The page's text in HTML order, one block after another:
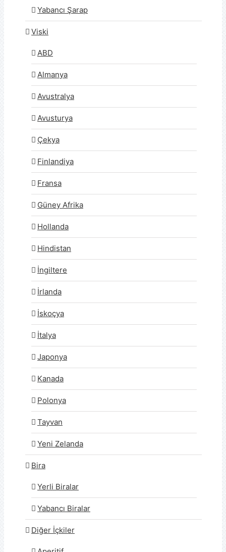
Yabancı Şarap
Viski
ABD
Almanya
Avustralya
Avusturya
Çekya
Finlandiya
Fransa
Güney Afrika
Hollanda
Hindistan
İngiltere
İrlanda
İskoçya
İtalya
Japonya
Kanada
Polonya
Tayvan
Yeni Zelanda
Bira
Yerli Biralar
Yabancı Biralar
Diğer İçkiler